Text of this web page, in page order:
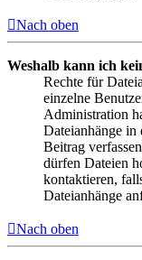
Nach oben
Weshalb kann ich
Rechte für
einzelne
Administration
Dateianhänge in
Beitrag
dürfen Dateien
kontaktieren,
Dateianhänge
Nach oben